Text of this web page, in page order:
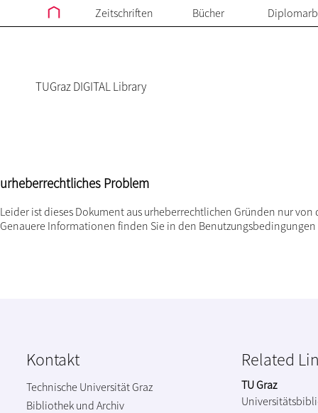
Zeitschriften Bücher
TUGraz DIGITAL Library
urheberrechtliches Problem
Leider ist dieses Dokument aus urheberrechtlichen Gründen nur
Genauere Informationen finden Sie in den Benutzungsbedingungen
Kontakt
Technische Universität Graz
Bibliothek und Archiv
Related
TU Graz